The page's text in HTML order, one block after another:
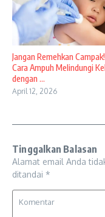
Jangan Remehkan
Cara Ampuh Melindungi
dengan ...
April 12, 2026
Tinggalkan Balasan
Alamat email Anda
ditandai *